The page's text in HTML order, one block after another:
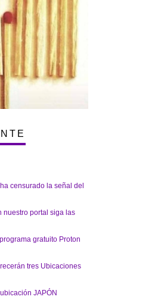
censurado la señal del
nuestro portal siga las
gratuito Proton
tres Ubicaciones
JAPÓN